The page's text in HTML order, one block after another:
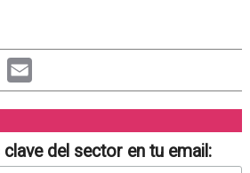
Email
del sector en tu email: